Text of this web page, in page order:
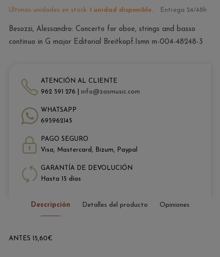
Últimas unidades en stock: 1 unidad disponible. Entrega 24/48h
Besozzi, Alessandro: Concerto for oboe, strings and basso
continuo in G major Editorial Breitkopf.Ismn m-004-48248-3
ATENCIÓN AL CLIENTE
962 591 276 | info@zasmusic.com
WHATSAPP
695962145
PAGO SEGURO
Visa, Mastercard, Bizum, Paypal
GARANTÍA DE DEVOLUCIÓN
Hasta 15 días
Descripción Detalles del producto Opiniones
ANTES 15,60€